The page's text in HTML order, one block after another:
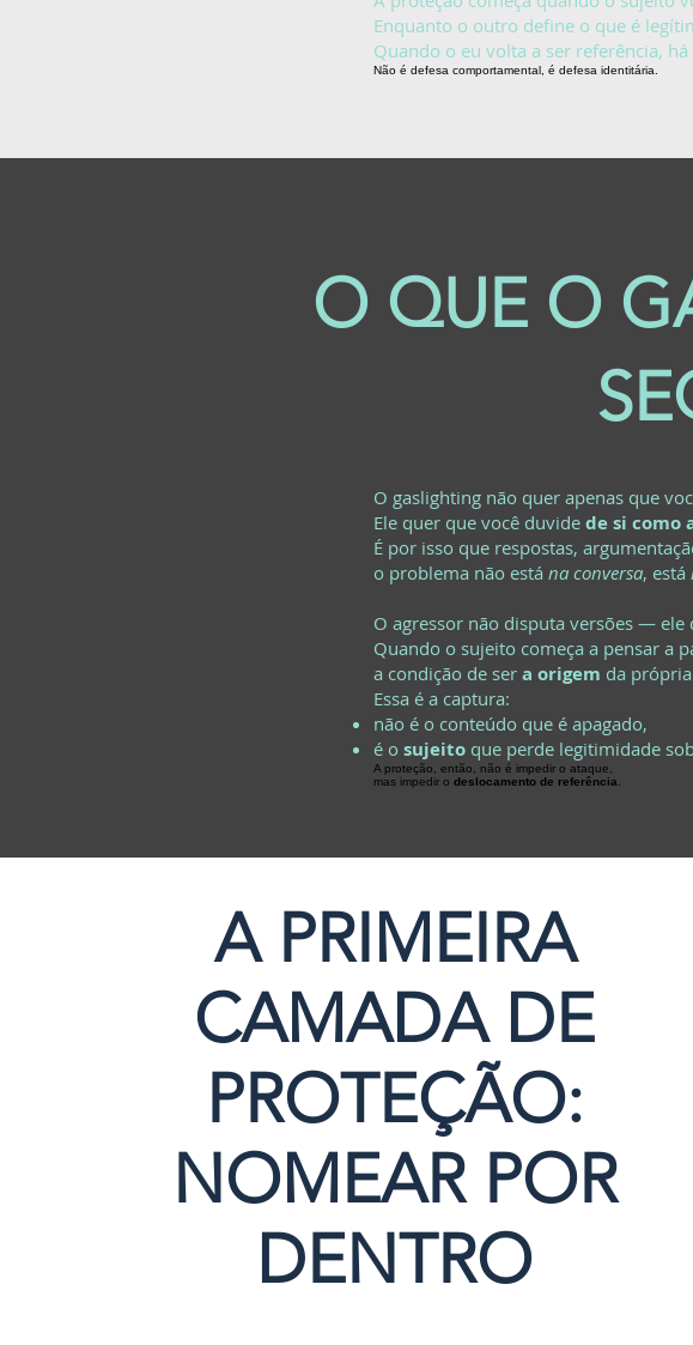
Enquanto o outro define o que é
Quando o eu volta a ser referência,
Não é defesa comportamental, é defesa identitária.
O QUE O
O gaslighting não quer apenas que
Ele quer que você duvide de si como
É por isso que respostas,
o problema não está na conversa, está
O agressor não disputa versões — ele
Quando o sujeito começa a pensar a
a condição de ser a origem da
Essa é a captura:
não é o conteúdo que é apagado,
é o sujeito que perde legitimidade
A proteção, então, não é impedir o ataque,
mas impedir o deslocamento de referência
A PRIMEIRA
CAMADA DE
PROTEÇÃO:
NOMEAR POR
DENTRO